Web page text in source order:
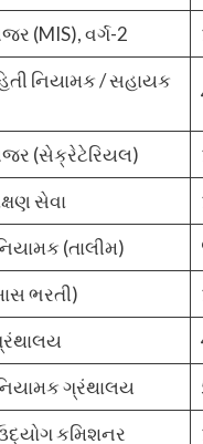
(MIS), વર્ગ-2
નિયામક / સહાયક
(સેક્રેટેરિયલ)
સેવા
(તાલીમ)
ભરતી)
ગ્રંથાલય
કમિશનર